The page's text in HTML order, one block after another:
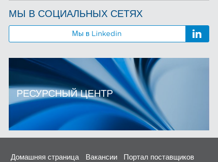
МЫ В СОЦИАЛЬНЫХ СЕТЯХ
Мы в Linkedin
РЕСУРСНЫЙ ЦЕНТР
Домашняя страница Вакансии
Портал поставщиков